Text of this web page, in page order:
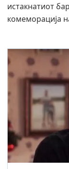
истакнатиот
комеморација